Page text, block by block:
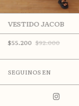
VESTIDO JACOB
$55.200 $92.000
SEGUINOS EN